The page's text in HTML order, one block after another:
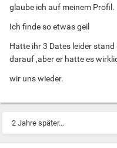
glaube ich auf meinem Profil.
Ich finde so etwas geil
Hatte ihr 3 Dates leider
darauf ,aber er hatte es
wir uns wieder.
2 Jahre später...